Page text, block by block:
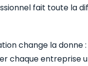
fait toute la
change la donne
chaque entreprise